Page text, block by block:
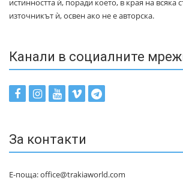
истинността ѝ, поради което, в края на всяка
източникът ѝ, освен ако не е авторска.
Канали в социалните
За контакти
Е-поща: office@trakiaworld.com